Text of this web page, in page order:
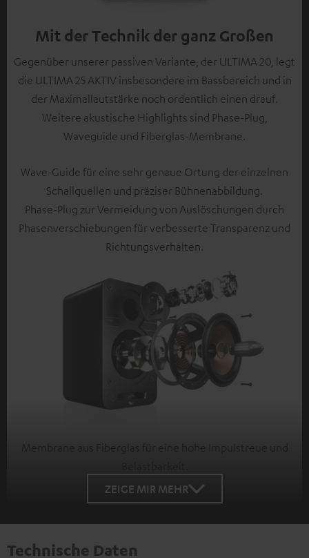
Mit der Technik der ganz Großen
Gegenüber unserer passiven Variante, der ULTIMA 20, legt
die ULTIMA 25 AKTIV insbesondere im Bassbereich und in
der Maximallautstärke noch ordentlich einen drauf.
Weitere akustische Highlights sind Phase-Plug,
Waveguide und Fiberglas-Membrane.
Wave-Guide für eine sehr genaue Ortung der einzelnen
Schallquellen und präziser Bühnenabbildung.
Phase-Plug zur Vermeidung von Auslöschungen durch
Phasenverschiebungen für verbesserte Transparenz und
Richtungsverhalten.
ZEIGE MIR MEHR
Technische Daten